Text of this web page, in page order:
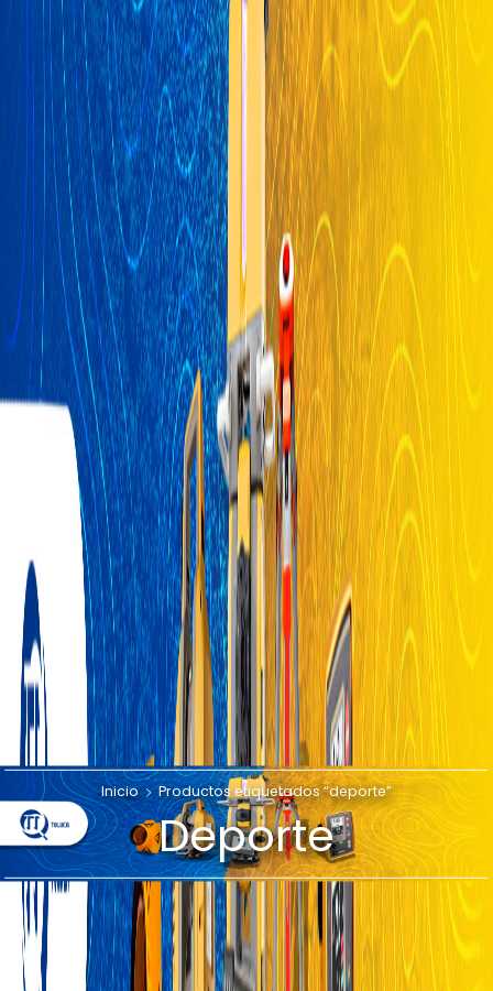
Inicio Productos etiquetados “deporte”
Deporte